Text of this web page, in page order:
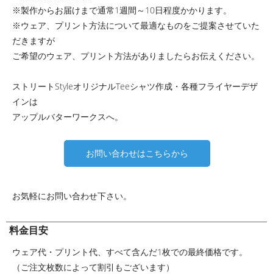
※製作からお届けまで通常1週間～10日程度かかります。
※ウェア、プリント方法について最適なものをご提案させていた
だきますが
ご希望のウェア、プリント方法がありましたらお伝えください。
ストリートStyleオリジナルTeeシャツ作成・各種フライヤーデザ
インは
アップルバターワークスへ。
お問い合わせはこちらから
お気軽にお問い合わせ下さい。
料金目安
ウェア代・プリント代、すべて含んだ1枚での最終価格です。
（ご注文枚数によって割引もございます）